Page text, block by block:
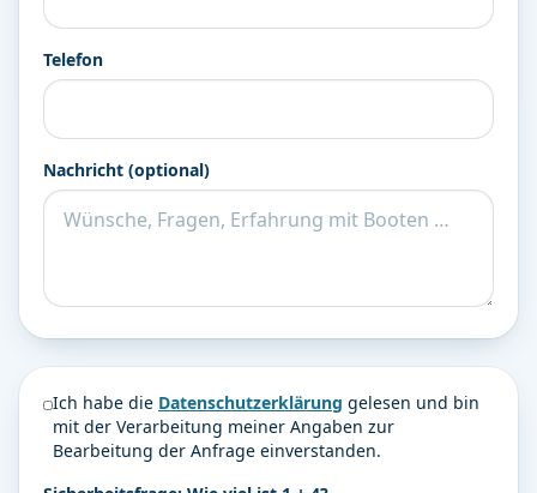
Telefon
Nachricht (optional)
Ich habe die Datenschutzerklärung gelesen und bin
mit der Verarbeitung meiner Angaben zur
Bearbeitung der Anfrage einverstanden.